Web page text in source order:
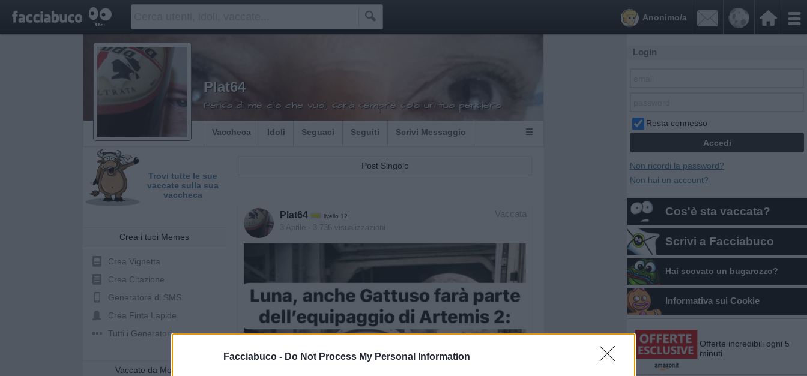
Facciabuco - Do Not Process My Personal Information
 

Anonimo/a
Plat64
Pensa di me ciò che vuoi, sarà sempre solo un tuo pensiero
Vaccheca Idoli Seguaci Seguiti Scrivi Messaggio ☰
Trovi tutte le sue
vaccate sulla sua
vaccheca
Crea i tuoi Memes
Crea Vignetta
Crea Citazione
Generatore di SMS
Crea Finta Lapide
Tutti i Generatori
Vaccate da Mostrare
Post Singolo
Vaccata
Plat64 livello 12
3 Aprile - 3.736 visualizzazioni
Login
Resta connesso
Non ricordi la password?
Non hai un account?
Cos'è sta vaccata?
Scrivi a Facciabuco
Hai scovato un bugarozzo?
Informativa sui Cookie
Offerte incredibili ogni 5
minuti